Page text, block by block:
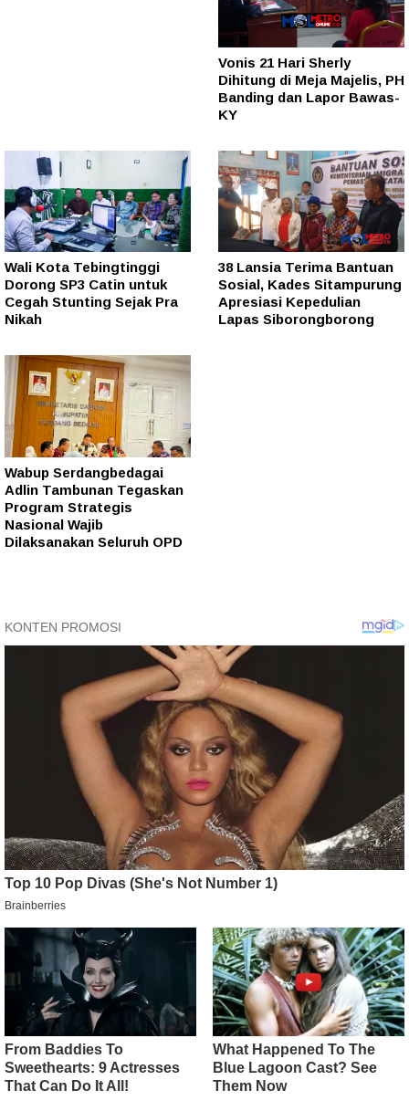
Vonis 21 Hari Sherly
Dihitung di Meja Majelis, PH
Banding dan Lapor Bawas-
KY
Wali Kota Tebingtinggi
Dorong SP3 Catin untuk
Cegah Stunting Sejak Pra
Nikah
38 Lansia Terima Bantuan
Sosial, Kades Sitampurung
Apresiasi Kepedulian
Lapas Siborongborong
Wabup Serdangbedagai
Adlin Tambunan Tegaskan
Program Strategis
Nasional Wajib
Dilaksanakan Seluruh OPD